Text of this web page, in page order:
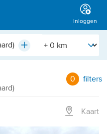
Inloggen
Plus [Straal]
0 filters
Kaart